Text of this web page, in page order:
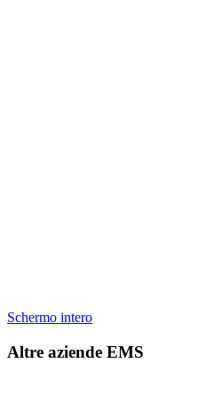
Schermo intero
Altre aziende EMS